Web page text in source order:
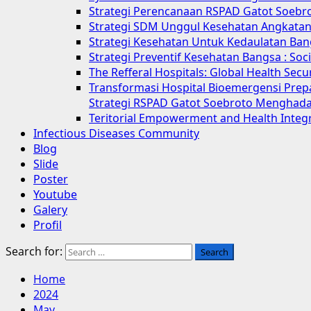
Strategi Perencanaan RSPAD Gatot
Strategi SDM Unggul Kesehatan
Strategi Kesehatan Untuk Kedaulatan
Strategi Preventif Kesehatan Bangsa :
The Refferal Hospitals: Global Health
Transformasi Hospital Bioemergensi
Strategi RSPAD Gatot Soebroto
Teritorial Empowerment and Health
Infectious Diseases Community
Blog
Slide
Poster
Youtube
Galery
Profil
Search for:
Home
2024